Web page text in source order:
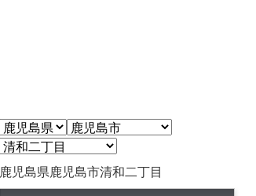
鹿児島県鹿児島市清和二丁目